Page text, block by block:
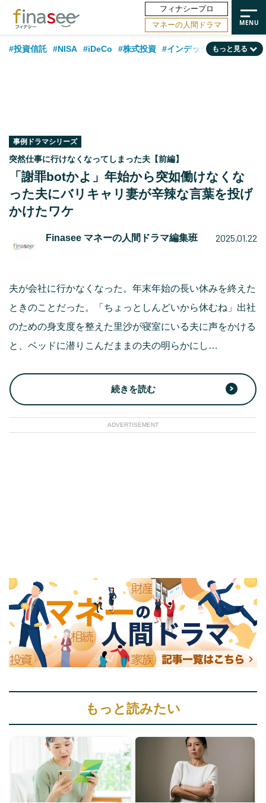
フィナシープロ
マネーの人間ドラマ
#投資信託 #NISA #iDeCo #株式投資 #インデックスファンド
#データ・調査 #資産運用業界
もっと見る
事例ドラマシリーズ
突然仕事に行けなくなってしまった夫【前編】
「謝罪botかよ」年始から突如働けなくな
った夫にバリキャリ妻が辛辣な言葉を投げ
かけたワケ
Finasee マネーの人間ドラマ編集班 2025.01.22
夫が会社に行かなくなった。年末年始の長い休みを終えた
ときのことだった。「ちょっとしんどいから休むね」出社
のための身支度を整えた里沙が寝室にいる夫に声をかける
と、ベッドに潜りこんだままの夫の明らかにし…
続きを読む
ADVERTISEMENT
もっと読みたい